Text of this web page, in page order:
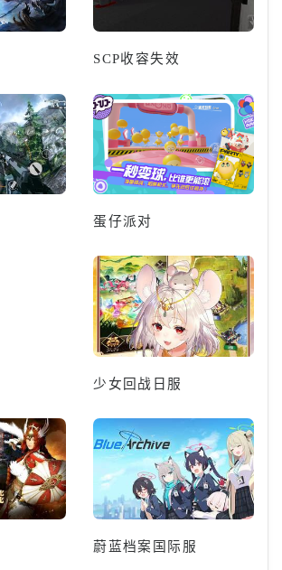
SCP收容失效
蛋仔派对
少女回战日服
蔚蓝档案国际服